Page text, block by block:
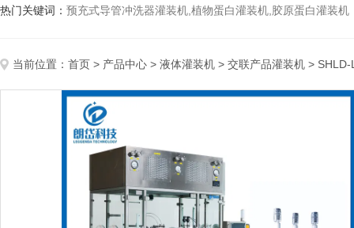
热门关键词： 预充式导管冲洗器灌装机,植物蛋白灌装机,胶原蛋白灌装机
当前位置： 首页 > 产品中心 > 液体灌装机 > 交联产品灌装机 > SHLD-